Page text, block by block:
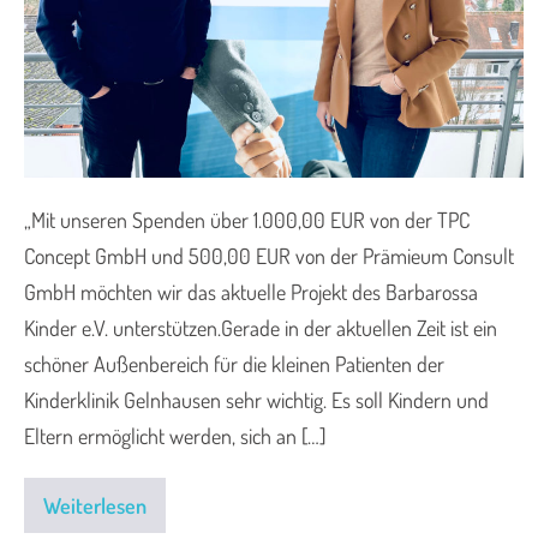
„Mit unseren Spenden über 1.000,00 EUR von der TPC
Concept GmbH und 500,00 EUR von der Prämieum Consult
GmbH möchten wir das aktuelle Projekt des Barbarossa
Kinder e.V. unterstützen.Gerade in der aktuellen Zeit ist ein
schöner Außenbereich für die kleinen Patienten der
Kinderklinik Gelnhausen sehr wichtig. Es soll Kindern und
Eltern ermöglicht werden, sich an […]
Weiterlesen